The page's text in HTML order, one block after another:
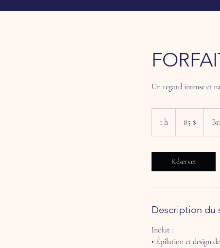
Un regard intense et
1 h 85 $
Réserver
Description du
Inclut :
• Épilation et design